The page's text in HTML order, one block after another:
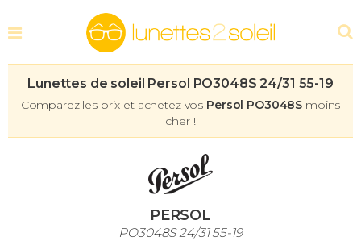
Lunettes de soleil Persol PO3048S 24/31 55-19
Comparez les prix et achetez vos Persol PO3048S moins
cher !
PERSOL
PO3048S 24/31 55-19